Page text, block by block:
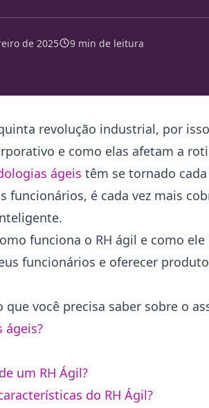
de 2025 9 min de leitura
revolução industrial, por
e como elas afetam a
ágeis têm se tornado
funcionários, é cada vez mais
funciona o RH ágil e como
funcionários e oferecer
você precisa saber sobre o
ágeis?
um RH Ágil?
do RH Ágil?